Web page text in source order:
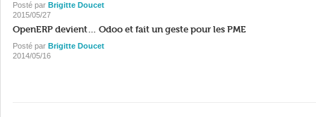
Posté par Brigitte Doucet
2015/05/27
OpenERP devient… Odoo et fait un geste pour les PME
Posté par Brigitte Doucet
2014/05/16